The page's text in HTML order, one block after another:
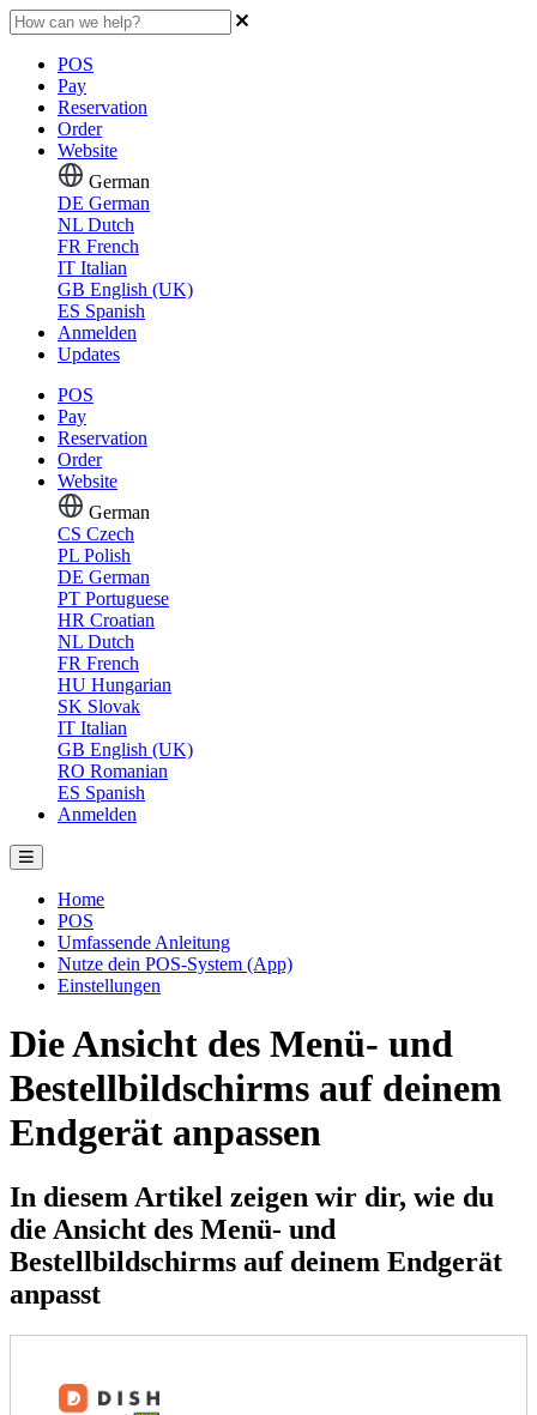
POS
Pay
Reservation
Order
Website
German
DE German
NL Dutch
FR French
IT Italian
GB English (UK)
ES Spanish
Anmelden
Updates
POS
Pay
Reservation
Order
Website
German
CS Czech
PL Polish
DE German
PT Portuguese
HR Croatian
NL Dutch
FR French
HU Hungarian
SK Slovak
IT Italian
GB English (UK)
RO Romanian
ES Spanish
Anmelden
Home
POS
Umfassende Anleitung
Nutze dein POS-System (App)
Einstellungen
Die Ansicht des Menü- und
Bestellbildschirms auf deinem
Endgerät anpassen
In diesem Artikel zeigen wir dir, wie du
die Ansicht des Menü- und
Bestellbildschirms auf deinem Endgerät
anpasst